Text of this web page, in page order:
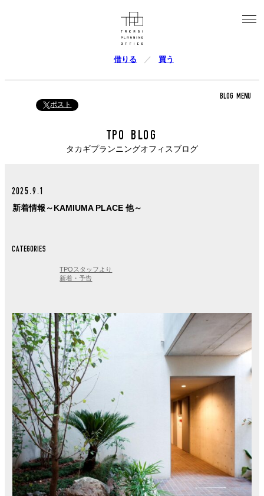
借りる 買う
ポスト
BLOG MENU
TPO BLOG
タカギプランニングオフィスブログ
2025.9.1
新着情報～KAMIUMA PLACE 他～
CATEGORIES
TPOスタッフより
新着・予告